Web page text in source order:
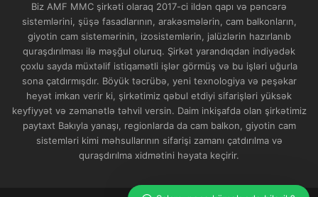
Biz AMF MMC şirkəti olaraq 2017-ci ildən qapı və pəncərə
sistemlərini, şüşə fasadlarının, arakəsmələrin, cam balkonların,
giyotin cam sistemərinin, izosistemlərin, jalüzlərin hazırlanıb
quraşdırılması ilə məşğul oluruq. Şirkət yarandıqdan indiyədək
çoxlu sayda müxtəlif istiqamətli işlər görmüş və bu işləri uğurla
sona çatdırmışdır. Böyük təcrübə, yeni texnologiya və peşəkar
heyət imkan verir ki, şirkətimiz qəbul etdiyi sifarişləri yüksək
keyfiyyət və zəmanətlə təhvil versin. Daim inkişafda olan şirkətimiz
paytaxt Bakıyla yanaşı, regionlarda da cam balkon, giyotin cam
sistemləri kimi məhsullarının sifarişi zamanı çatdırılma və
quraşdırılma xidmətini həyata keçirir.